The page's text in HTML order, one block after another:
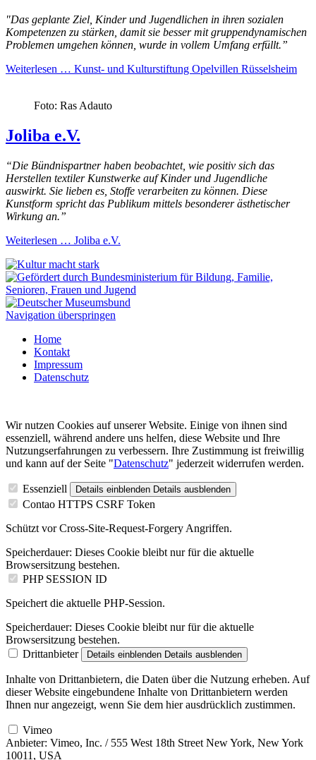
"Das geplante Ziel, Kinder und Jugendlichen in ihren sozialen
Kompetenzen zu stärken, damit sie besser mit gruppendynamischen
Problemen umgehen können, wurde in vollem Umfang erfüllt.”
Weiterlesen … Kunst- und Kulturstiftung Opelvillen Rüsselsheim
Foto: Ras Adauto
Joliba e.V.
“Die Bündnispartner haben beobachtet, wie positiv sich das
Herstellen textiler Kunstwerke auf Kinder und Jugendliche
auswirkt. Sie lieben es, Stoffe verarbeiten zu können. Diese
Kunstform spricht das Publikum mittels besonderer ästhetischer
Wirkung an.”
Weiterlesen … Joliba e.V.
Navigation überspringen
Home
Kontakt
Impressum
Datenschutz
Wir nutzen Cookies auf unserer Website. Einige von ihnen sind
essenziell, während andere uns helfen, diese Website und Ihre
Nutzungserfahrungen zu verbessern. Ihre Zustimmung ist freiwillig
und kann auf der Seite "Datenschutz" jederzeit widerrufen werden.
Essenziell Details einblenden Details ausblenden
Contao HTTPS CSRF Token
Schützt vor Cross-Site-Request-Forgery Angriffen.
Speicherdauer: Dieses Cookie bleibt nur für die aktuelle
Browsersitzung bestehen.
PHP SESSION ID
Speichert die aktuelle PHP-Session.
Speicherdauer: Dieses Cookie bleibt nur für die aktuelle
Browsersitzung bestehen.
Drittanbieter
Details einblenden Details ausblenden
Inhalte von Drittanbietern, die Daten über die Nutzung erheben. Auf
dieser Website eingebundene Inhalte von Drittanbietern werden
Ihnen nur angezeigt, wenn Sie dem hier ausdrücklich zustimmen.
Vimeo
Anbieter: Vimeo, Inc. / 555 West 18th Street New York, New York
10011, USA